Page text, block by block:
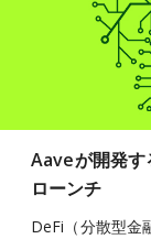
Aaveが開発す
ローンチ
DeFi（分散型金